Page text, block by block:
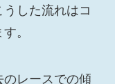
した流れはコ
。
レースでの傾